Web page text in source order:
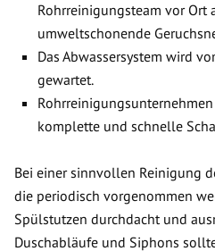
Rohrreinigungsteam vor Ort
umweltschonende
Das Abwassersystem wird
gewartet.
komplette und schnelle
Bei einer sinnvollen Reinigung
die periodisch vorgenommen
Spülstutzen durchdacht und
Duschabläufe und Siphons